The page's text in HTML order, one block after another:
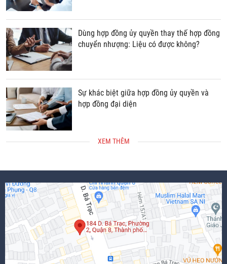
Dùng hợp đồng ủy quyền thay thế hợp đồng
chuyển nhượng: Liệu có được không?
Sự khác biệt giữa hợp đồng ủy quyền và
hợp đồng đại diện
XEM THÊM